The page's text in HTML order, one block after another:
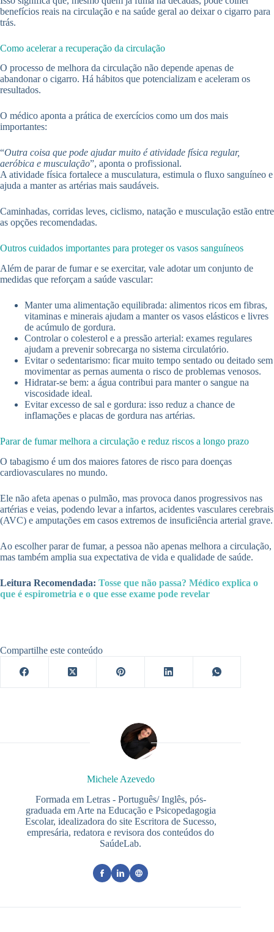
benefícios reais na circulação e na saúde geral ao deixar o cigarro para
trás.
Como acelerar a recuperação da circulação
O processo de melhora da circulação não depende apenas de
abandonar o cigarro. Há hábitos que potencializam e aceleram os
resultados.
O médico aponta a prática de exercícios como um dos mais
importantes:
“Outra coisa que pode ajudar muito é atividade física regular,
aeróbica e musculação”, aponta o profissional.
A atividade física fortalece a musculatura, estimula o fluxo sanguíneo e
ajuda a manter as artérias mais saudáveis.
Caminhadas, corridas leves, ciclismo, natação e musculação estão entre
as opções recomendadas.
Outros cuidados importantes para proteger os vasos sanguíneos
Além de parar de fumar e se exercitar, vale adotar um conjunto de
medidas que reforçam a saúde vascular:
Manter uma alimentação equilibrada: alimentos ricos em fibras,
vitaminas e minerais ajudam a manter os vasos elásticos e livres
de acúmulo de gordura.
Controlar o colesterol e a pressão arterial: exames regulares
ajudam a prevenir sobrecarga no sistema circulatório.
Evitar o sedentarismo: ficar muito tempo sentado ou deitado sem
movimentar as pernas aumenta o risco de problemas venosos.
Hidratar-se bem: a água contribui para manter o sangue na
viscosidade ideal.
Evitar excesso de sal e gordura: isso reduz a chance de
inflamações e placas de gordura nas artérias.
Parar de fumar melhora a circulação e reduz riscos a longo prazo
O tabagismo é um dos maiores fatores de risco para doenças
cardiovasculares no mundo.
Ele não afeta apenas o pulmão, mas provoca danos progressivos nas
artérias e veias, podendo levar a infartos, acidentes vasculares cerebrais
(AVC) e amputações em casos extremos de insuficiência arterial grave.
Ao escolher parar de fumar, a pessoa não apenas melhora a circulação,
mas também amplia sua expectativa de vida e qualidade de saúde.
Leitura Recomendada: Tosse que não passa? Médico explica o
que é espirometria e o que esse exame pode revelar
Compartilhe este conteúdo
Michele Azevedo
Formada em Letras - Português/ Inglês, pós-
graduada em Arte na Educação e Psicopedagogia
Escolar, idealizadora do site Escritora de Sucesso,
empresária, redatora e revisora dos conteúdos do
SaúdeLab.